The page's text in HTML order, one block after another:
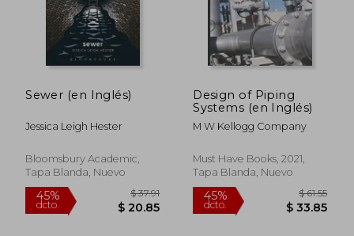
Sewer (en Inglés)
Jessica Leigh Hester
Bloomsbury Academic,
Tapa Blanda, Nuevo
Design of Piping
Systems (en Inglés)
M W Kellogg Company
Must Have Books, 2021,
Tapa Blanda, Nuevo